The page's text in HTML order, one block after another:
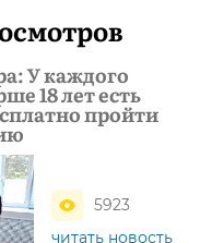
У каждого
18 лет есть
пройти
5923
читать новость